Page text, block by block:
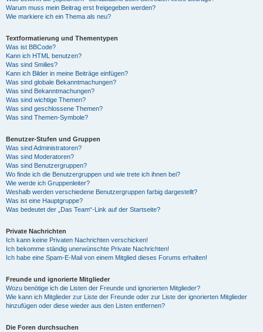
Warum muss mein Beitrag erst freigegeben werden?
Wie markiere ich ein Thema als neu?
Textformatierung und Thementypen
Was ist BBCode?
Kann ich HTML benutzen?
Was sind Smilies?
Kann ich Bilder in meine Beiträge einfügen?
Was sind globale Bekanntmachungen?
Was sind Bekanntmachungen?
Was sind wichtige Themen?
Was sind geschlossene Themen?
Was sind Themen-Symbole?
Benutzer-Stufen und Gruppen
Was sind Administratoren?
Was sind Moderatoren?
Was sind Benutzergruppen?
Wo finde ich die Benutzergruppen und wie trete ich ihnen bei?
Wie werde ich Gruppenleiter?
Weshalb werden verschiedene Benutzergruppen farbig dargestellt?
Was ist eine Hauptgruppe?
Was bedeutet der „Das Team“-Link auf der Startseite?
Private Nachrichten
Ich kann keine Privaten Nachrichten verschicken!
Ich bekomme ständig unerwünschte Private Nachrichten!
Ich habe eine Spam-E-Mail von einem Mitglied dieses Forums erhalten!
Freunde und ignorierte Mitglieder
Wozu benötige ich die Listen der Freunde und ignorierten Mitglieder?
Wie kann ich Mitglieder zur Liste der Freunde oder zur Liste der ignorierten Mitglieder
hinzufügen oder diese wieder aus den Listen entfernen?
Die Foren durchsuchen